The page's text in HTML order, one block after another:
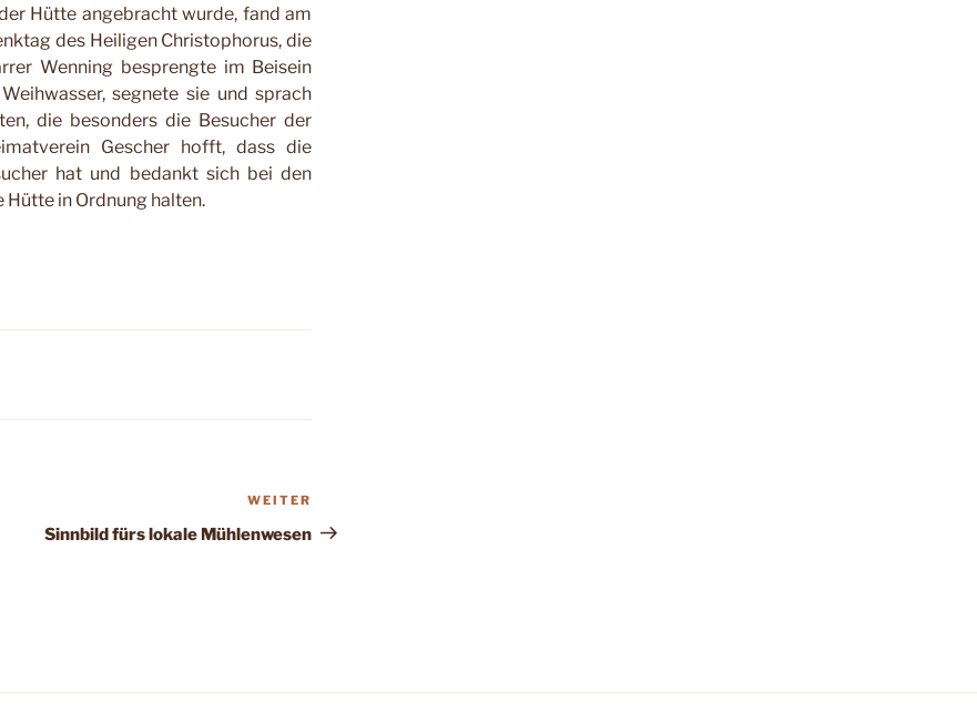
Hütte angebracht wurde, fand am
des Heiligen Christophorus, die
Wenning besprengte im Beisein
segnete sie und sprach
die besonders die Besucher der
Gescher hofft, dass die
cher hat und bedankt sich bei den
Hütte in Ordnung halten.
Beitrag
WEITER
Sinnbild fürs lokale Mühlenwesen